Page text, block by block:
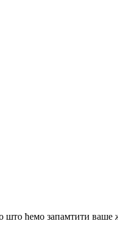
што ћемо запамтити